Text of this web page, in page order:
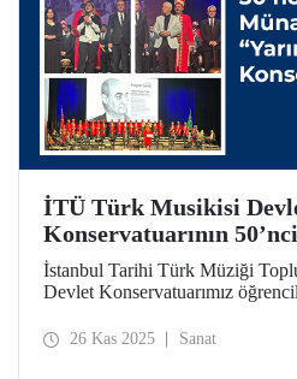
İTÜ Türk Musikisi
Konservatuarının
Münasebetiyle “Yarım
İstanbul Tarihi Türk Müziği
Devlet Konservatuarımız
Asra Vefa” konserini düzenledi.
26 Kas 2025 Sanat